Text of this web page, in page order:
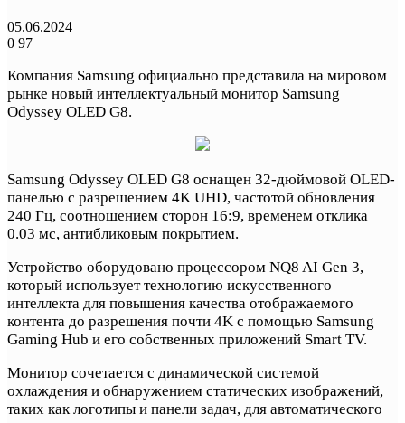
05.06.2024
0 97
Компания Samsung официально представила на мировом
рынке новый интеллектуальный монитор Samsung
Odyssey OLED G8.
Samsung Odyssey OLED G8 оснащен 32-дюймовой OLED-
панелью с разрешением 4K UHD, частотой обновления
240 Гц, соотношением сторон 16:9, временем отклика
0.03 мс, антибликовым покрытием.
Устройство оборудовано процессором NQ8 AI Gen 3,
который использует технологию искусственного
интеллекта для повышения качества отображаемого
контента до разрешения почти 4K с помощью Samsung
Gaming Hub и его собственных приложений Smart TV.
Монитор сочетается с динамической системой
охлаждения и обнаружением статических изображений,
таких как логотипы и панели задач, для автоматического